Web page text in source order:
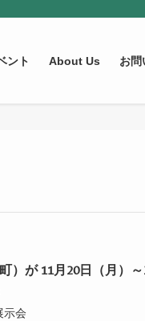
ント About Us お問
）が 11月20日（月）～
示会